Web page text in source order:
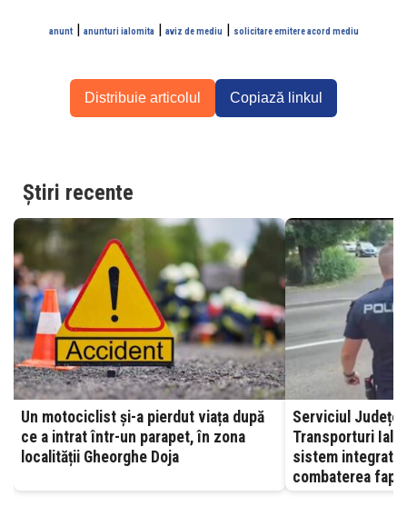
anunt| anunturi ialomita| aviz de mediu | solicitare emitere acord mediu
Distribuie articolul Copiază linkul
Știri recente
Un motociclist și-a pierdut viața după
ce a intrat într-un parapet, în zona
localității Gheorghe Doja
Serviciul
Transporturi Ialomița –
sistem integrat,
combaterea